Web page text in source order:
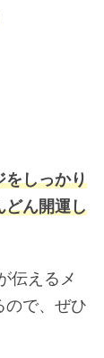
をしっかり
どん開運し
伝えるメ
ので、ぜひ